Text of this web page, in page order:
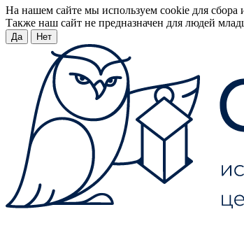
На нашем сайте мы используем cookie для
Также наш сайт не предназначен для людей
Да Нет